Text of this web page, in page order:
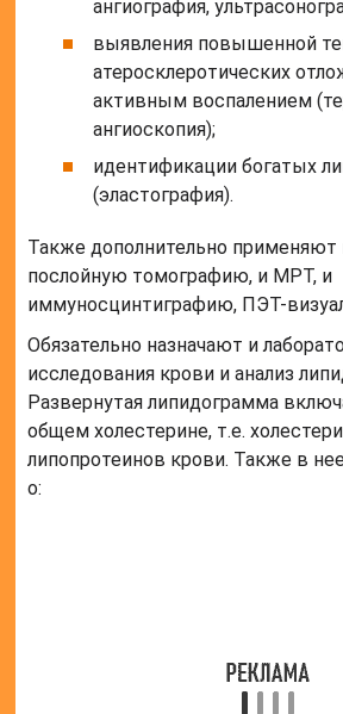
ангиография,
выявления повышенной
атеросклеротических
активным воспалением
ангиоскопия);
идентификации богатых
(эластография).
Также дополнительно применяют
послойную томографию, и МРТ, и
иммуносцинтиграфию, ПЭТ-
Обязательно назначают и
исследования крови и анализ
Развернутая липидограмма
общем холестерине, т.е.
липопротеинов крови. Также в
о:
триглицеридах;